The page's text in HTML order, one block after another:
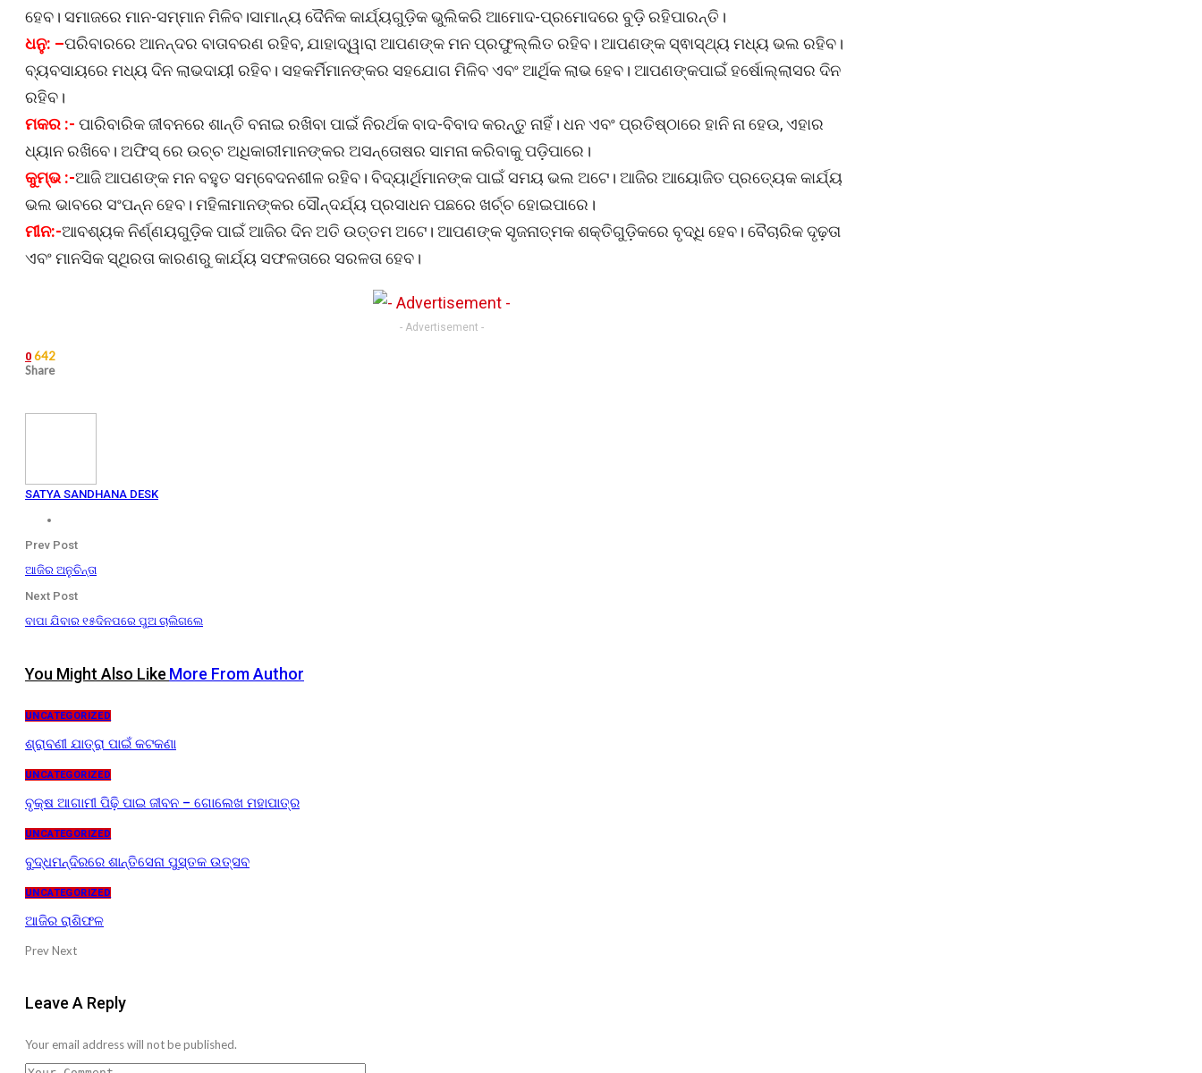
ହେବ। ସମାଜରେ ମାନ-ସମ୍ମାନ ମିଳିବ।ସାମାନ୍ୟ ଦୈନିକ କାର୍ଯ୍ୟଗୁଡ଼ିକ ଭୁଲିକରି ଆମୋଦ-ପ୍ରମୋଦରେ ବୁଡ଼ି ରହିପାରନ୍ତି।
ଧନୁ: –ପରିବାରରେ ଆନନ୍ଦର ବାତାବରଣ ରହିବ, ଯାହାଦ୍ୱାରା ଆପଣଙ୍କ ମନ ପ୍ରଫୁଲ୍ଲିତ ରହିବ। ଆପଣଙ୍କ ସ୍ଵାସ୍ଥ୍ୟ ମଧ୍ୟ ଭଲ ରହିବ।
ବ୍ୟବସାୟରେ ମଧ୍ୟ ଦିନ ଲାଭଦାୟୀ ରହିବ। ସହକର୍ମିମାନଙ୍କର ସହଯୋଗ ମିଳିବ ଏବଂ ଆର୍ଥିକ ଲାଭ ହେବ। ଆପଣଙ୍କପାଇଁ ହର୍ଷୋଲ୍ଲାସର ଦିନ
ରହିବ।
ମକର :- ପାରିବାରିକ ଜୀବନରେ ଶାନ୍ତି ବନାଇ ରଖିବା ପାଇଁ ନିରର୍ଥକ ବାଦ-ବିବାଦ କରନ୍ତୁ ନାହିଁ। ଧନ ଏବଂ ପ୍ରତିଷ୍ଠାରେ ହାନି ନା ହେଉ, ଏହାର
ଧ୍ୟାନ ରଖିବେ। ଅଫିସ୍ ରେ ଉଚ୍ଚ ଅଧିକାରୀମାନଙ୍କର ଅସନ୍ତୋଷର ସାମନା କରିବାକୁ ପଡ଼ିପାରେ।
କୁମ୍ଭ :-ଆଜି ଆପଣଙ୍କ ମନ ବହୁତ ସମ୍ବେଦନଶୀଳ ରହିବ। ବିଦ୍ୟାର୍ଥିମାନଙ୍କ ପାଇଁ ସମୟ ଭଲ ଅଟେ। ଆଜିର ଆୟୋଜିତ ପ୍ରତ୍ୟେକ କାର୍ଯ୍ୟ
ଭଲ ଭାବରେ ସଂପନ୍ନ ହେବ। ମହିଳାମାନଙ୍କର ସୌନ୍ଦର୍ଯ୍ୟ ପ୍ରସାଧନ ପଛରେ ଖର୍ଚ୍ଚ ହୋଇପାରେ।
ମୀନ:-ଆବଶ୍ୟକ ନିର୍ଣ୍ଣୟଗୁଡ଼ିକ ପାଇଁ ଆଜିର ଦିନ ଅତି ଉତ୍ତମ ଅଟେ। ଆପଣଙ୍କ ସୃଜନାତ୍ମକ ଶକ୍ତିଗୁଡ଼ିକରେ ବୃଦ୍ଧି ହେବ। ବୈଚାରିକ ଦୃଢ଼ତା
ଏବଂ ମାନସିକ ସ୍ଥିରତା କାରଣରୁ କାର୍ଯ୍ୟ ସଫଳତାରେ ସରଳତା ହେବ।
- Advertisement -
0 642
Share
SATYA SANDHANA DESK
Prev Post
ଆଜିର ଅନୁଚିନ୍ତା
Next Post
ବାପା ଯିବାର ୧୫ଦିନପରେ ପୁଅ ଚାଲିଗଲେ
You Might Also Like More From Author
UNCATEGORIZED
ଶ୍ରାବଣୀ ଯାତ୍ରା ପାଇଁ କଟକଣା
UNCATEGORIZED
ବୃକ୍ଷ ଆଗାମୀ ପିଢ଼ି ପାଇ ଜୀବନ – ଗୋଲେଖ ମହାପାତ୍ର
UNCATEGORIZED
ବୁଦ୍ଧମନ୍ଦିରରେ ଶାନ୍ତିସେନା ପୁସ୍ତକ ଉତ୍ସବ
UNCATEGORIZED
ଆଜିର ରାଶିଫଳ
PrevNext
Leave A Reply
Your email address will not be published.